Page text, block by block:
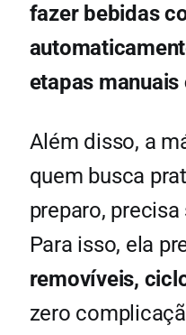
fazer bebidas
etapas manuais
Além disso, a
quem busca
preparo, precisa
Para isso, ela
removíveis,
zero